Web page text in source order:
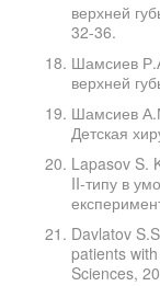
верхней
32-36.
Шамсиев
верхней
Шамсиев
Детская
Lapasov S.
II-типу в
Davlatov
patients
Sciences,